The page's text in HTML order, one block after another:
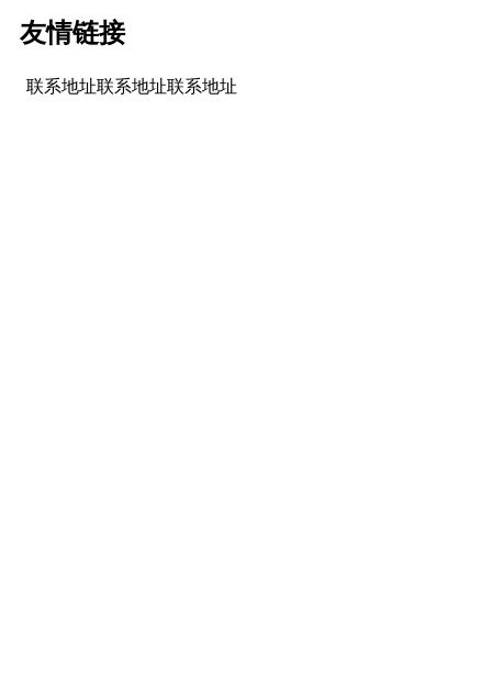
友情链接
联系地址联系地址联系地址